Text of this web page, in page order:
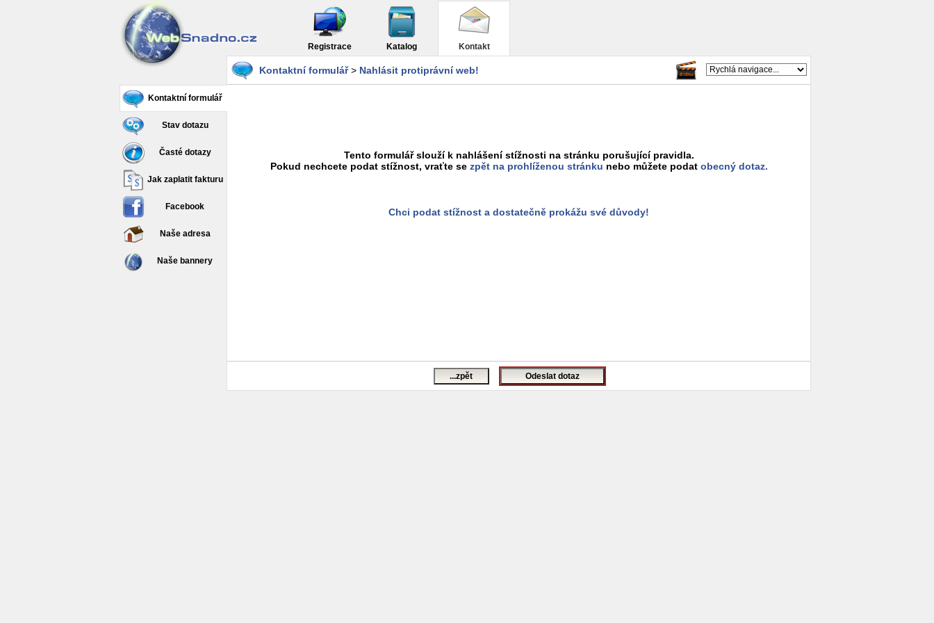
Registrace Katalog Kontakt
Kontaktní formulář
Stav dotazu
Časté dotazy
Jak zaplatit fakturu
Facebook
Naše adresa
Naše bannery
Kontaktní formulář> Nahlásit protiprávní web!
Tento formulář slouží k nahlášení stížnosti na stránku porušující pravidla.
Pokud nechcete podat stížnost, vraťte se zpět na prohlíženou stránku nebo můžete podat obecný dotaz.
Chci podat stížnost a dostatečně prokážu své důvody!